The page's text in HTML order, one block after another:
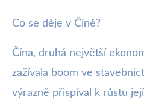
Co se děje v Číně?
Čína, druhá největší
zažívala boom ve
výrazně přispíval k růstu